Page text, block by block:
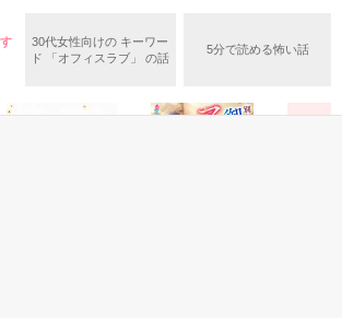
いた話の改稿版です＊
利屋雛子』と馬鹿にされ、一人こっそり泣い
してきて──？
30代女性向けの キーワー
ド 「オフィスラブ」 の話
5分で読める怖い話